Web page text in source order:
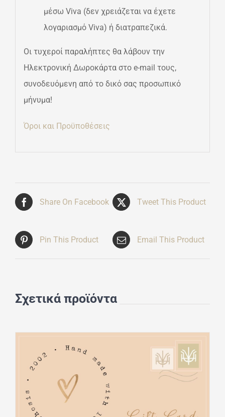
μέσω Viva (δεν χρειάζεται να έχετε
λογαριασμό Viva) ή διατραπεζικά.
Οι τυχεροί παραλήπτες θα λάβουν την
Ηλεκτρονική Δωροκάρτα στο e-mail τους,
συνοδευόμενη από το δικό σας προσωπικό
μήνυμα!
Όροι και Προϋποθέσεις
Share On Facebook Tweet This Product
Pin This Product Email This Product
Σχετικά προϊόντα